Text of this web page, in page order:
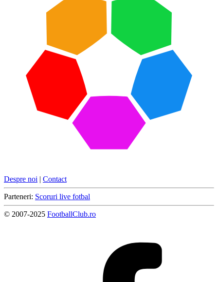
Despre noi | Contact
Parteneri: Scoruri live fotbal
© 2007-2025 FootballClub.ro